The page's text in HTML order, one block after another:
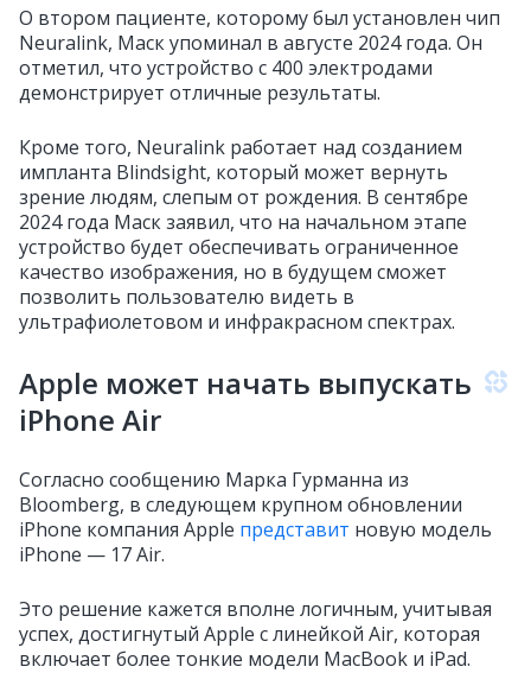
О втором пациенте, которому был установлен чип
Neuralink, Маск упоминал в августе 2024 года. Он
отметил, что устройство с 400 электродами
демонстрирует отличные результаты.
Кроме того, Neuralink работает над созданием
импланта Blindsight, который может вернуть
зрение людям, слепым от рождения. В сентябре
2024 года Маск заявил, что на начальном этапе
устройство будет обеспечивать ограниченное
качество изображения, но в будущем сможет
позволить пользователю видеть в
ультрафиолетовом и инфракрасном спектрах.
Apple может начать выпускать
iPhone Air
Согласно сообщению Марка Гурманна из
Bloomberg, в следующем крупном обновлении
iPhone компания Apple представит новую модель
iPhone — 17 Air.
Это решение кажется вполне логичным, учитывая
успех, достигнутый Apple с линейкой Air, которая
включает более тонкие модели MacBook и iPad.